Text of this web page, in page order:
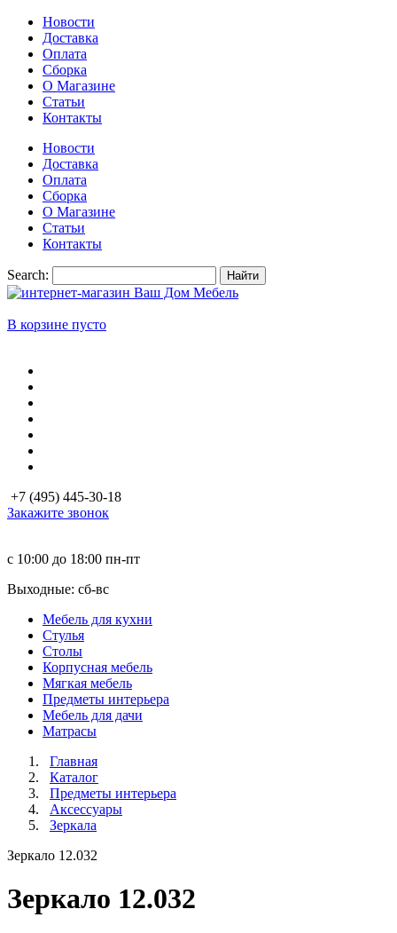
Новости
Доставка
Оплата
Сборка
О Магазине
Статьи
Контакты
Новости
Доставка
Оплата
Сборка
О Магазине
Статьи
Контакты
Search: Найти
В корзине пусто
+7 (495) 445-30-18
Закажите звонок
с 10:00 до 18:00 пн-пт
Выходные: сб-вc
Мебель для кухни
Стулья
Столы
Корпусная мебель
Мягкая мебель
Предметы интерьера
Мебель для дачи
Матраcы
Главная
Каталог
Предметы интерьера
Аксессуары
Зеркала
Зеркало 12.032
Зеркало 12.032